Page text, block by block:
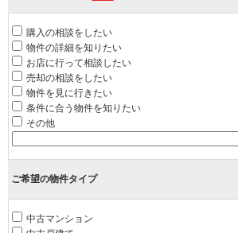
購入の相談をしたい
物件の詳細を知りたい
お店に行って相談したい
売却の相談をしたい
物件を見に行きたい
条件に合う物件を知りたい
その他
ご希望の物件タイプ
中古マンション